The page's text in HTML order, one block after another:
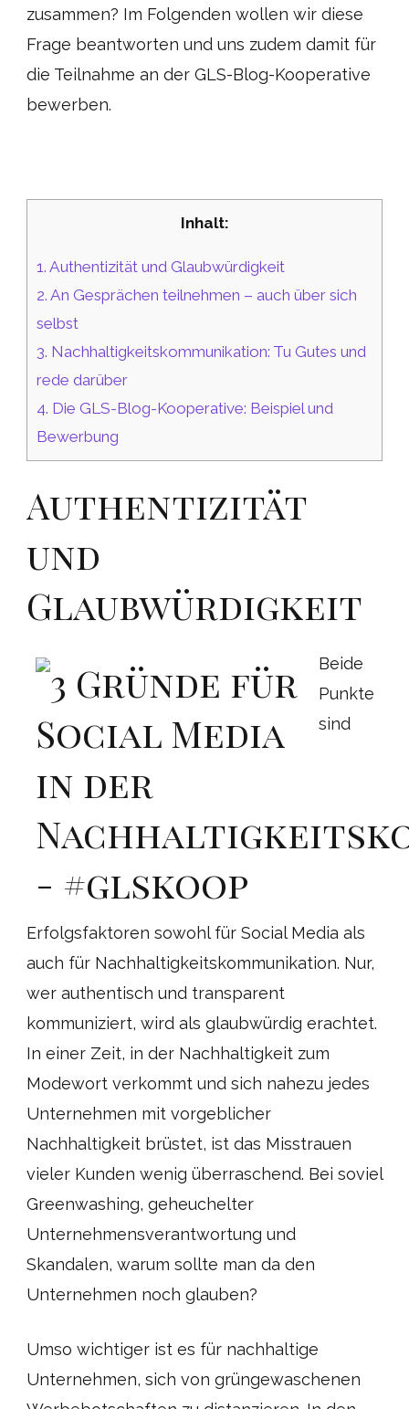
zusammen? Im Folgenden wollen wir diese
Frage beantworten und uns zudem damit für
die Teilnahme an der GLS-Blog-Kooperative
bewerben.
Inhalt:
1. Authentizität und Glaubwürdigkeit
2. An Gesprächen teilnehmen – auch über sich
selbst
3. Nachhaltigkeitskommunikation: Tu Gutes und
rede darüber
4. Die GLS-Blog-Kooperative: Beispiel und
Bewerbung
Authentizität
und
Glaubwürdigkeit
Beide
Punkte
sind
Erfolgsfaktoren sowohl für Social Media als
auch für Nachhaltigkeitskommunikation. Nur,
wer authentisch und transparent
kommuniziert, wird als glaubwürdig erachtet.
In einer Zeit, in der Nachhaltigkeit zum
Modewort verkommt und sich nahezu jedes
Unternehmen mit vorgeblicher
Nachhaltigkeit brüstet, ist das Misstrauen
vieler Kunden wenig überraschend. Bei soviel
Greenwashing, geheuchelter
Unternehmensverantwortung und
Skandalen, warum sollte man da den
Unternehmen noch glauben?
Umso wichtiger ist es für nachhaltige
Unternehmen, sich von grüngewaschenen